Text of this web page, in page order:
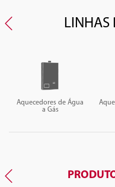
LINHAS
Aquecedores de Água
a Gás